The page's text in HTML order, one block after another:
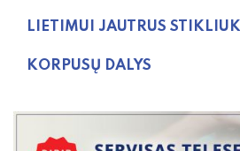
LIETIMUI JAUTRUS
KORPUSŲ DALYS